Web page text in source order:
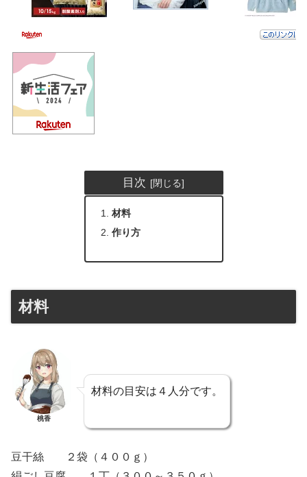
目次
材料
作り方
材料
桃香
材料の目安は４人分です。
豆干絲 ２袋（４００ｇ）